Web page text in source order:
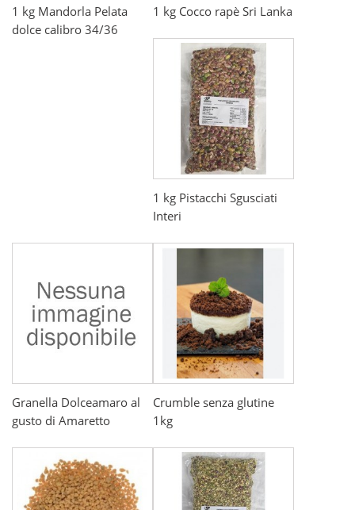
1 kg Mandorla Pelata
dolce calibro 34/36
1 kg Cocco rapè Sri Lanka
1 kg Pistacchi Sgusciati
Interi
Granella Dolceamaro al
gusto di Amaretto
Crumble senza glutine
1kg